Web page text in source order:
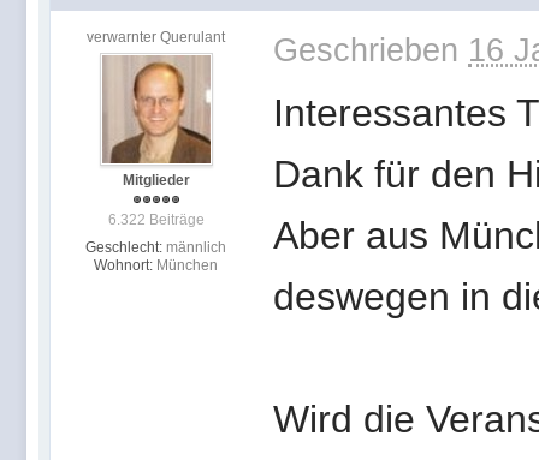
verwarnter Querulant
Mitglieder
6.322 Beiträge
Geschlecht: männlich
Wohnort: München
Geschrieben 16
Interessantes
Dank für den
Aber aus
deswegen in
Wird die